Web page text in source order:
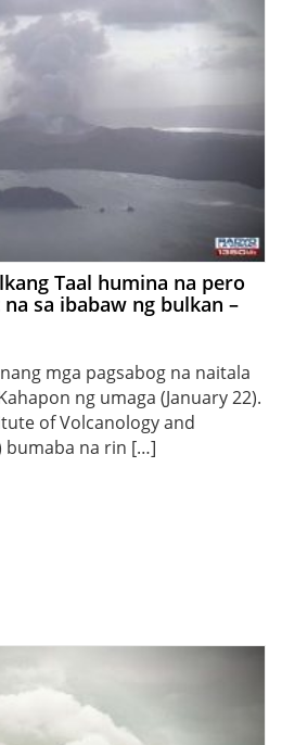
Taal humina na pero
sa ibabaw ng bulkan –
nang mga pagsabog na naitala
ng umaga (January 22).
of Volcanology and
bumaba na rin […]